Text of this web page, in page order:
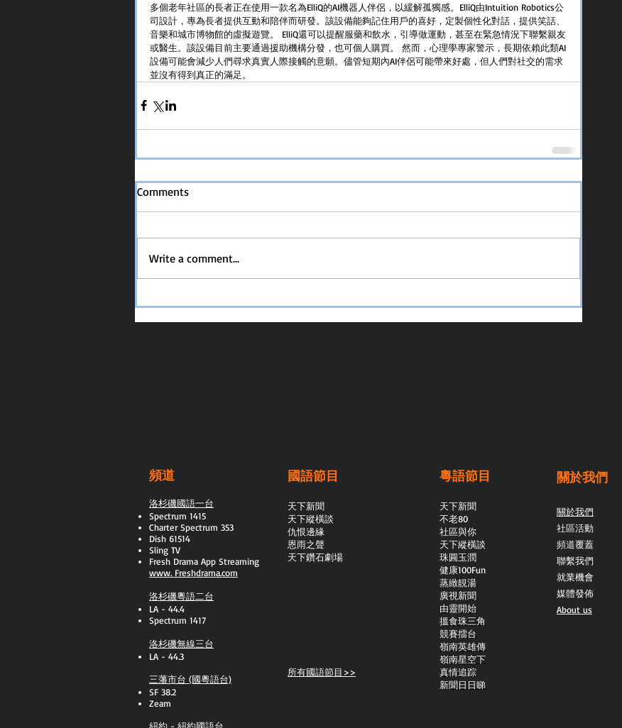
多個老年社區的長者正在使用一款名為ElliQ的AI機器人伴侶，以緩解孤獨感。ElliQ由Intuition Robotics公
司設計，專為長者提供互動和陪伴而研發。該設備能夠記住用戶的喜好，定製個性化對話，提供笑話、
音樂和城市博物館的虛擬遊覽。 ElliQ還可以提醒服藥和飲水，引導做運動，甚至在緊急情況下聯繫親友
或醫生。該設備目前主要通過援助機構分發，也可個人購買。 然而，心理學專家警示，長期依賴此類AI
設備可能會減少人們尋求真實人際接觸的意願。儘管短期內AI伴侶可能帶來好處，但人們對社交的需求
並沒有得到真正的滿足。
Comments
Write a comment...
頻道
洛杉磯國語一台
Spectrum 1415
Charter Spectrum 353
Dish 61514
Sling TV
​Fresh Drama App Streaming
www. Freshdrama.com
洛杉磯粵語二台
LA - 44.4
Spectrum 1417
洛杉磯無線三台
LA - 44.3
三藩市台 (國粵語台)
SF 38.2
Zeam
國語節目
天下新聞
天下縱橫談
​仇恨邊緣
恩雨之聲
天下鑽石劇場
所有國語節目>>
粵語節目
天下新聞
不老80
社區與你
天下縱橫談
​珠圓玉潤
​健康100Fun
蒸緻靚湯
​廣視新聞
由靈開始
搵食珠三角
競賽擂台
嶺南英雄傳
嶺南星空下
真情追踪
新聞日日睇
關於我們
關於我們
社區活動
頻道覆蓋
聯繫我們
就業機會
媒體發佈
About us